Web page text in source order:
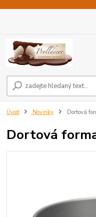
Úvod Novinky Dortová
Dortová